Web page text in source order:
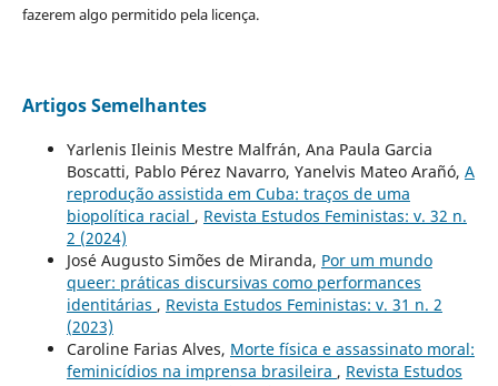
fazerem algo permitido pela licença.
Artigos Semelhantes
Yarlenis Ileinis Mestre Malfrán, Ana Paula Garcia
Boscatti, Pablo Pérez Navarro, Yanelvis Mateo Arañó, A
reprodução assistida em Cuba: traços de uma
biopolítica racial , Revista Estudos Feministas: v. 32 n.
2 (2024)
José Augusto Simões de Miranda, Por um mundo
queer: práticas discursivas como performances
identitárias , Revista Estudos Feministas: v. 31 n. 2
(2023)
Caroline Farias Alves, Morte física e assassinato moral:
feminicídios na imprensa brasileira , Revista Estudos